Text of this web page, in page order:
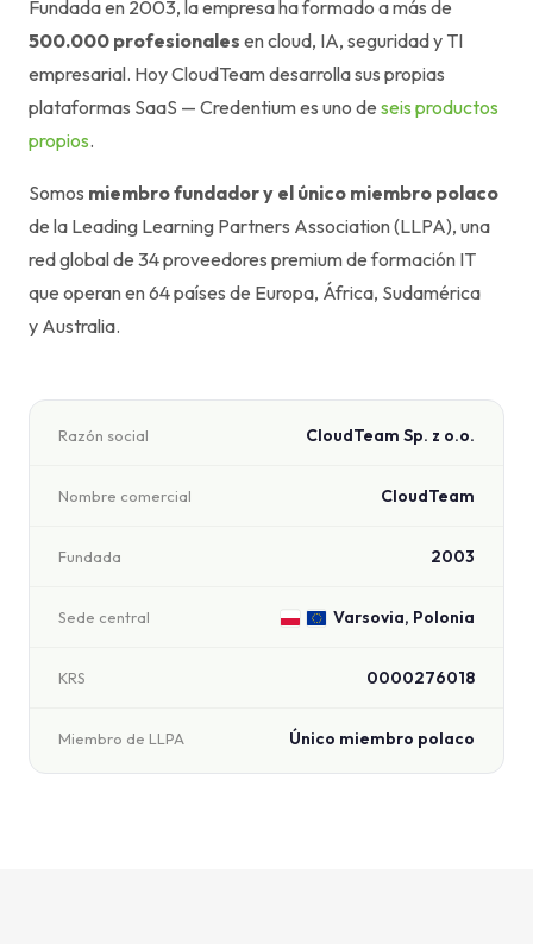
Fundada en 2003, la empresa ha formado a más de
500.000 profesionales en cloud, IA, seguridad y TI
empresarial. Hoy CloudTeam desarrolla sus propias
plataformas SaaS — Credentium es uno de seis productos
propios.
Somos miembro fundador y el único miembro polaco
de la Leading Learning Partners Association (LLPA), una
red global de 34 proveedores premium de formación IT
que operan en 64 países de Europa, África, Sudamérica
y Australia.
Razón social CloudTeam Sp. z o.o.
Nombre comercial CloudTeam
Fundada 2003
Sede central Varsovia, Polonia
KRS 0000276018
Miembro de LLPA Único miembro polaco